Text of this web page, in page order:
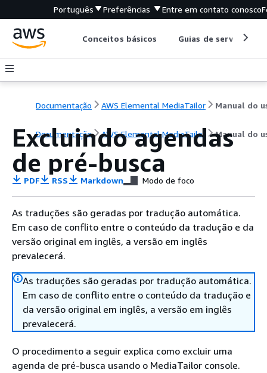
Português Preferências Entre em contato conosco
Conceitos básicos Guias de serviço
Documentação AWS Elemental MediaTailor
Documentação AWS Elemental MediaTailor Manual do
Excluindo agendas
de pré-busca
PDF RSS Markdown Modo de foco
As traduções são geradas por tradução automática.
Em caso de conflito entre o conteúdo da tradução e da
versão original em inglês, a versão em inglês
prevalecerá.
As traduções são geradas por tradução automática.
Em caso de conflito entre o conteúdo da tradução e
da versão original em inglês, a versão em inglês
prevalecerá.
O procedimento a seguir explica como excluir uma
agenda de pré-busca usando o MediaTailor console.